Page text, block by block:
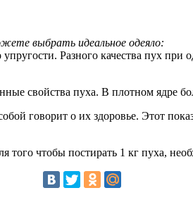
выбрать идеальное одеяло:
Разного качества пух
свойства пуха. В плотном ядре
говорит о их здоровье. Этот
того чтобы постирать 1 кг пуха,